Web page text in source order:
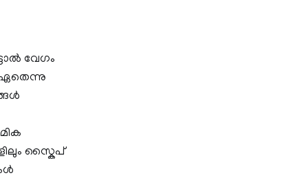
വേഗം
സ്കൈപ്